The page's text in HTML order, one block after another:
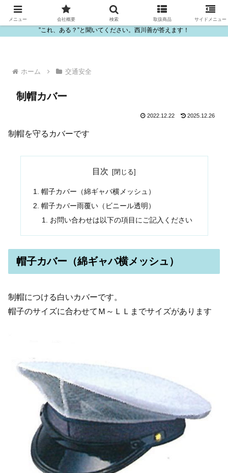
ビニール・プラスチック製品の卸販売は西川善
”これ、ある？”と聞いてください。西川善が答えます！
ホーム 交通安全
制帽カバー
2022.12.22 2025.12.26
制帽を守るカバーです
目次
帽子カバー（綿ギャバ横メッシュ）
帽子カバー雨覆い（ビニール透明）
お問い合わせは以下の項目にご記入ください
帽子カバー（綿ギャバ横メッシュ）
制帽につける白いカバーです。
帽子のサイズに合わせてＭ～ＬＬまでサイズがあります
メニュー 会社概要 検索 取扱商品 サイドメニュー